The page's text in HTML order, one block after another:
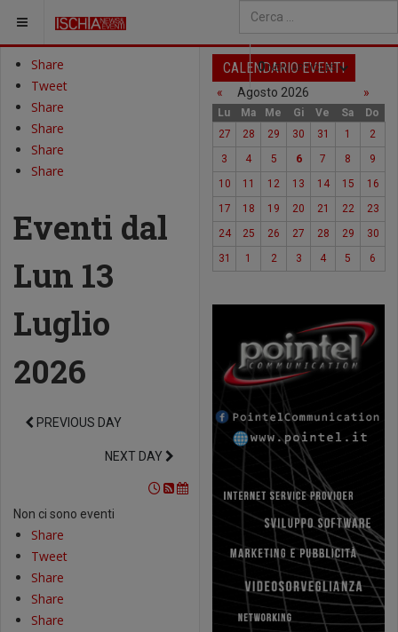
Type 2 or more characters
0 NEW ARTICLES
SEI QUI:
Share
Tweet
Share
Share
Share
Share
Eventi dal
Lun 13
Luglio
2026
PREVIOUS DAY
NEXT DAY
Non ci sono eventi
Share
Tweet
Share
Share
Share
CALENDARIO EVENTI
« Agosto 2026 »
Lu Ma Me Gi Ve Sa
Do
27
28 29 30 31 1
2
3
4 5 6 7 8
9
10
11 12 13 14 15
16
17
18 19 20 21 22
23
24
25 26 27 28 29
30
31
1 2 3 4 5 6